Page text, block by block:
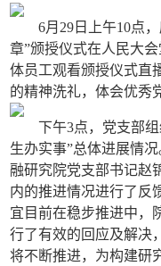
6月29日上午10点
章”颁授仪式在人民大
体员工观看颁授仪式直
的精神洗礼，体会优秀
下午3点，党支部
生办实事”总体进展情
融研究院党支部书记赵
内的推进情况进行了反
宜目前在稳步推进中，
行了有效的回应及解决
将不断推进，为构建研